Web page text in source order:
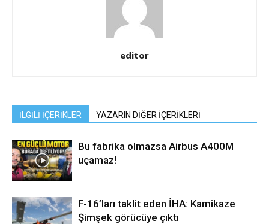
editor
İLGİLİ İÇERİKLER YAZARIN DİĞER İÇERİKLERİ
Bu fabrika olmazsa Airbus A400M
uçamaz!
F-16’ları taklit eden İHA: Kamikaze
Şimşek görücüye çıktı